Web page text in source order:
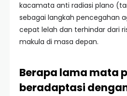
kacamata anti radiasi plano
sebagai langkah pencegahan
cepat lelah dan terhindar dari
makula di masa depan.
Berapa lama mata
beradaptasi